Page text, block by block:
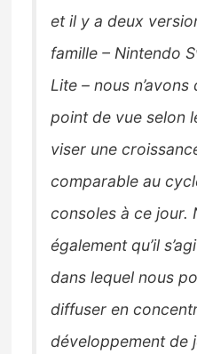
et il y a deux
famille – Nintendo
Lite – nous
point de vue selon
viser une
comparable au
consoles à ce jour.
également qu’il
dans lequel nous
diffuser en
développement de